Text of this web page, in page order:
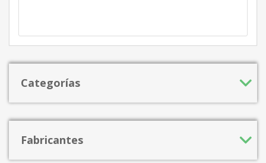
Categorías
Fabricantes